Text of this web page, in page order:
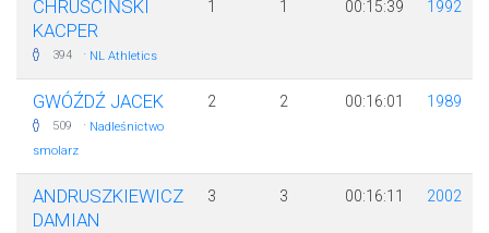
CHRUŚCIŃSKI
KACPER
394 · NL Athletics
1 1 00:15:39 1992
GWÓŹDŹ JACEK
509 · Nadleśnictwo
smolarz
2 2 00:16:01 1989
ANDRUSZKIEWICZ
DAMIAN
3 3 00:16:11 2002